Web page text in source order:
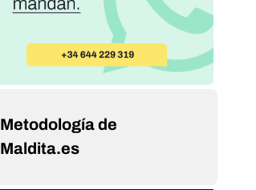
Metodología de
Maldita.es